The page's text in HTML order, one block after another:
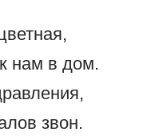
нам в дом.
звон.